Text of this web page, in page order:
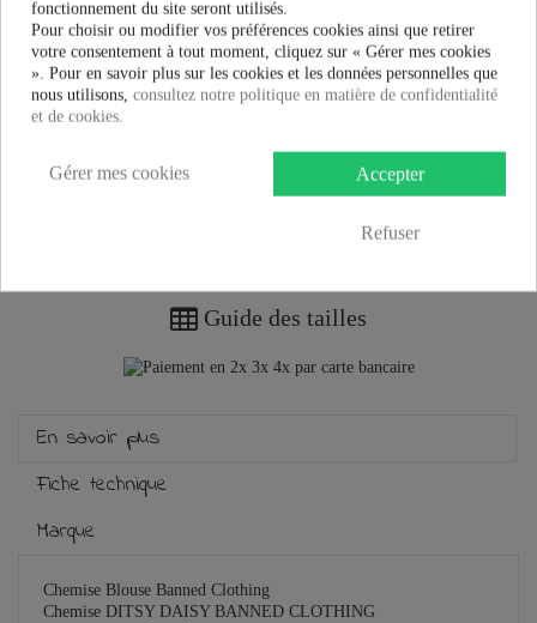
34,90 €
Guide des tailles
En savoir plus
Fiche technique
Marque
Chemise Blouse Banned Clothing
Chemise DITSY DAISY BANNED CLOTHING
fonctionnement du site seront utilisés.
Pour choisir ou modifier vos préférences cookies ainsi que retirer
votre consentement à tout moment, cliquez sur « Gérer mes cookies
». Pour en savoir plus sur les cookies et les données personnelles que
nous utilisons, consultez notre politique en matière de confidentialité
et de cookies.
Accepter
Refuser
Gérer mes cookies